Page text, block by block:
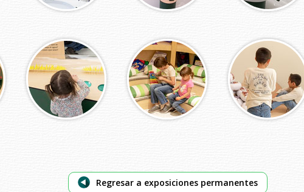
Regresar a exposiciones permanentes